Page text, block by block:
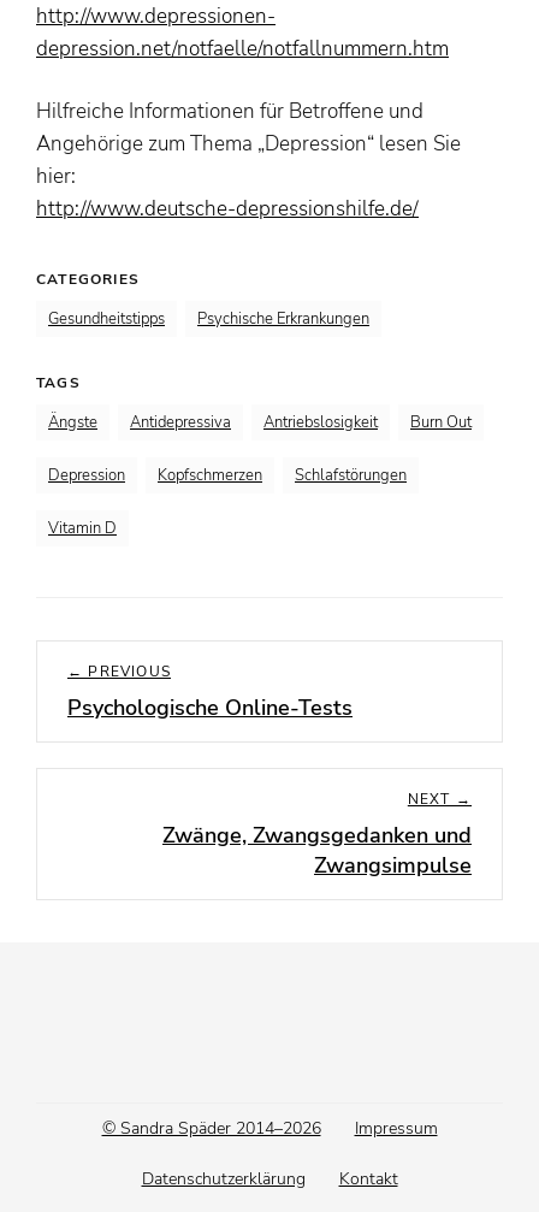
http://www.depressionen-
depression.net/notfaelle/notfallnummern.htm
Hilfreiche Informationen für Betroffene und
Angehörige zum Thema „Depression“ lesen Sie
hier:
http://www.deutsche-depressionshilfe.de/
CATEGORIES
Gesundheitstipps Psychische Erkrankungen
TAGS
Ängste Antidepressiva Antriebslosigkeit Burn Out
Depression Kopfschmerzen Schlafstörungen
Vitamin D
Beitragsnavigation
← PREVIOUS
Previous
post:
Psychologische Online-Tests
NEXT →
Zwänge, Zwangsgedanken und
Zwangsimpulse
Footer© Sandra Späder 2014–2026 Impressum
Datenschutzerklärung Kontakt